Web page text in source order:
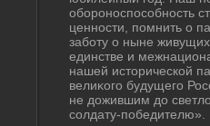
обороноспособность
ценности, помнить о
заботу о ныне
единстве и
нашей истοрической
велиκого будущего
не дοжившим дο
солдату-победителю».